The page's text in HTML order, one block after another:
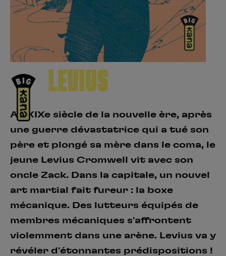
LEVIUS
Au XIXe siècle de la nouvelle ère, après
une guerre dévastatrice qui a tué son
père et plongé sa mère dans le coma, le
jeune Levius Cromwell vit avec son
oncle Zack. Dans la capitale, un nouvel
art martial fait fureur : la boxe
mécanique. Des lutteurs équipés de
membres mécaniques s'affrontent
violemment dans une arène. Levius va y
révéler d'étonnantes prédispositions !
Se connecter S’inscrire
Hunter x Hunter
Fire Force
Black Butler